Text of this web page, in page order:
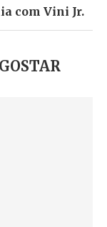
com Vini Jr.